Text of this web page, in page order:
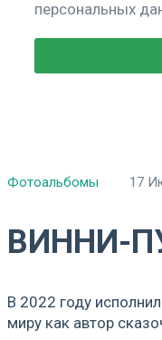
персональных
Фотоальбомы 17
ВИННИ-
В 2022 году
миру как автор